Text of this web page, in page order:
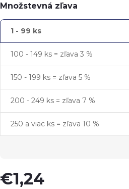
Množstevná zľava
1 - 99 ks
100 - 149 ks = zľava 3 %
150 - 199 ks = zľava 5 %
200 - 249 ks = zľava 7 %
250 a viac ks = zľava 10 %
€1,24